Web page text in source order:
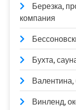
Березка,
компания
Бухта,
Винленд,